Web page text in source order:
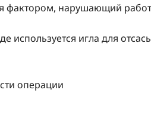
фактором, нарушающий
игла для